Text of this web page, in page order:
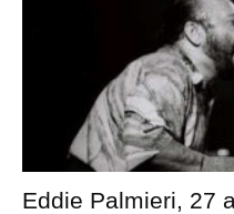
Eddie Palmieri, 27